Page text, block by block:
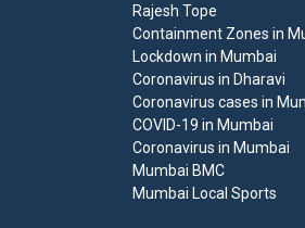
Rajesh Tope
Containment Zones in
Lockdown in Mumbai
Coronavirus in Dharavi
Coronavirus cases in
COVID-19 in Mumbai
Coronavirus in Mumbai
Mumbai BMC
Mumbai Local Sports